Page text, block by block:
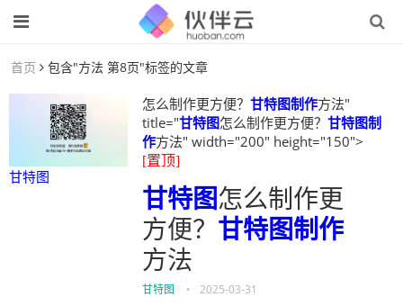
首页 包含"方法 第8页"标签的文章
甘特图
怎么制作更方便？ 甘特图制作方法"
title="甘特图怎么制作更方便？ 甘特图制
作方法" width="200" height="150">
[置顶]
甘特图怎么制作更
方便？ 甘特图制作
方法
甘特图 • 2025-03-31